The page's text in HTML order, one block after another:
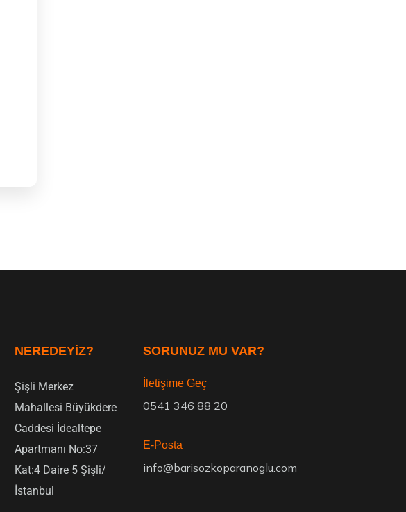
NEREDEYIZ?
Şişli Merkez
Mahallesi Büyükdere
Caddesi İdealtepe
Apartmanı No:37
Kat:4 Daire 5 Şişli/
İstanbul
SORUNUZ MU VAR?
İletişime Geç
0541 346 88 20
E-Posta
info@barisozkoparanoglu.com